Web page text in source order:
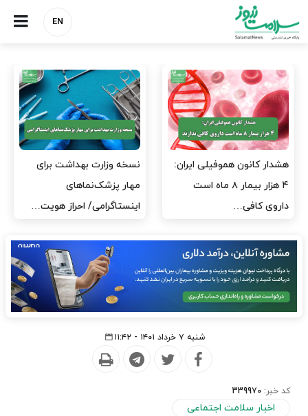
EN
نسخه وزارت بهداشت برای
مهار پزشک‌نماهای
اینستاگرامی/ احراز هویت…
مدیران پرستاری باید حامی
پرستاران باشند، نه عامل فشار
شنبه ۷ خرداد ۱۴۰۱ - ۱۱:۴۲
کد خبر: 339970
اخبار سلامت اجتماعی